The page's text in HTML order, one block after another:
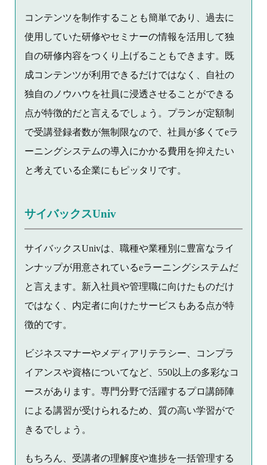
コンテンツを制作することも簡単であり、過去に
使用していた研修やセミナーの情報を活用して独
自の研修内容をつくり上げることもできます。既
成コンテンツが利用できるだけではなく、自社の
独自のノウハウを社員に浸透させることができる
点が特徴的だと言えるでしょう。プランが定額制
で受講登録者数が無制限なので、社員が多くてeラ
ーニングシステムの導入にかかる費用を抑えたい
と考えている企業にもピッタリです。
サイバックスUniv
サイバックスUnivは、職種や業種別に豊富なライ
ンナップが用意されているeラーニングシステムだ
と言えます。新入社員や管理職に向けたものだけ
ではなく、内定者に向けたサービスもある点が特
徴的です。
ビジネスマナーやメディアリテラシー、コンプラ
イアンスや資格についてなど、550以上の多彩なコ
ースがあります。専門分野で活躍するプロ講師陣
による講習が受けられるため、質の高い学習がで
きるでしょう。
もちろん、受講者の理解度や進捗を一括管理する